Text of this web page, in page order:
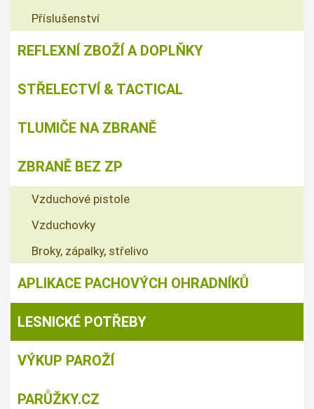
Příslušenství
REFLEXNÍ ZBOŽÍ A DOPLŇKY
STŘELECTVÍ & TACTICAL
TLUMIČE NA ZBRANĚ
ZBRANĚ BEZ ZP
Vzduchové pistole
Vzduchovky
Broky, zápalky, střelivo
APLIKACE PACHOVÝCH OHRADNÍKŮ
LESNICKÉ POTŘEBY
VÝKUP PAROŽÍ
PARŮŽKY.CZ